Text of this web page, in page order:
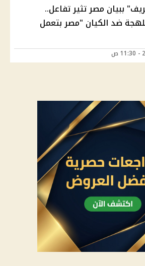
ببيان مصر تثير تفاعل..
ضد الكيان "مصر بتعمل